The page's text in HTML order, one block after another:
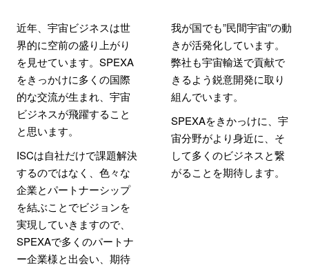
近年、宇宙ビジネスは世
界的に空前の盛り上がり
を見せています。SPEXA
をきっかけに多くの国際
的な交流が生まれ、宇宙
ビジネスが飛躍すること
と思います。
ISCは自社だけで課題解決
するのではなく、色々な
企業とパートナーシップ
を結ぶことでビジョンを
実現していきますので、
SPEXAで多くのパートナ
ー企業様と出会い、期待
我が国でも”民間宇宙”の動
きが活発化しています。
弊社も宇宙輸送で貢献で
きるよう鋭意開発に取り
組んでいます。
SPEXAをきかっけに、宇
宙分野がより身近に、そ
して多くのビジネスと繋
がることを期待します。